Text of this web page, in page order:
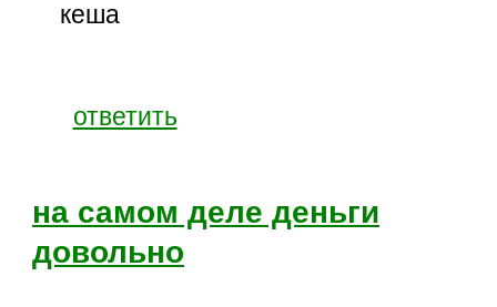
кеша
ответить
на самом деле деньги
довольно